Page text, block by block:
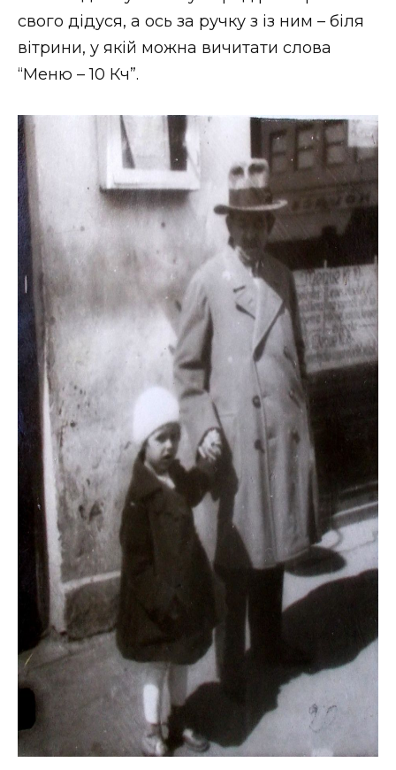
свого дідуся, а ось за ручку з із ним – біля
вітрини, у якій можна вичитати слова
“Меню – 10 Кч”.